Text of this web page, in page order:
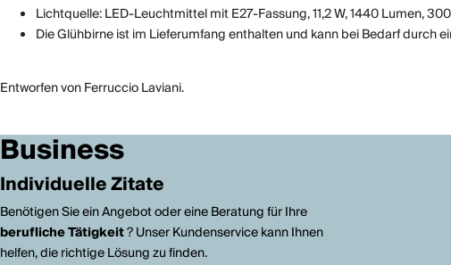
Lichtquelle: LED-Leuchtmittel mit E27-Fassung, 11,2 W, 1440 Lumen,
Die Glühbirne ist im Lieferumfang enthalten und kann bei Bedarf durch
Entworfen von Ferruccio Laviani.
Business
Individuelle Zitate
Benötigen Sie ein Angebot oder eine Beratung für Ihre
berufliche Tätigkeit? Unser Kundenservice kann Ihnen
helfen, die richtige Lösung zu finden.